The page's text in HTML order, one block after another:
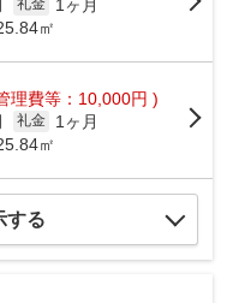
礼金
1ヶ月
㎡
理費等：10,000円 )
礼金
1ヶ月
㎡
する